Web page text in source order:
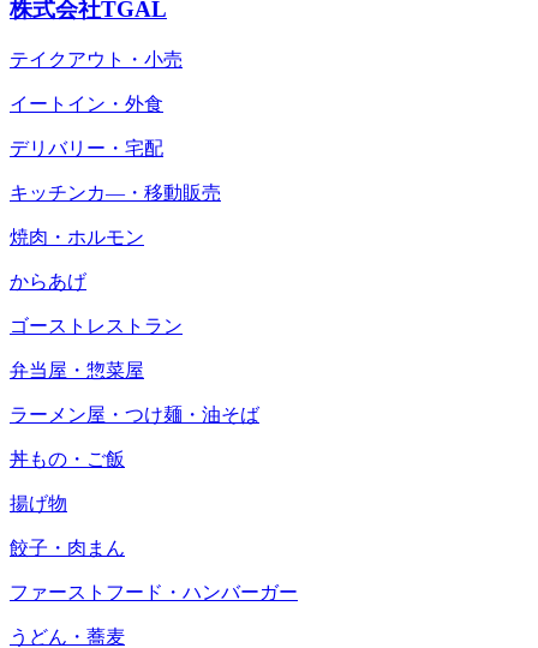
株式会社TGAL
テイクアウト・小売
イートイン・外食
デリバリー・宅配
キッチンカ―・移動販売
焼肉・ホルモン
からあげ
ゴーストレストラン
弁当屋・惣菜屋
ラーメン屋・つけ麺・油そば
丼もの・ご飯
揚げ物
餃子・肉まん
ファーストフード・ハンバーガー
うどん・蕎麦